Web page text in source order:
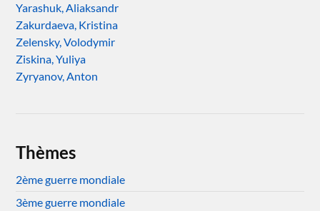
Yarashuk, Aliaksandr
Zakurdaeva, Kristina
Zelensky, Volodymir
Ziskina, Yuliya
Zyryanov, Anton
Thèmes
2ème guerre mondiale
3ème guerre mondiale